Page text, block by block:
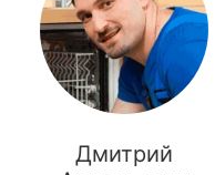
Дмитрий